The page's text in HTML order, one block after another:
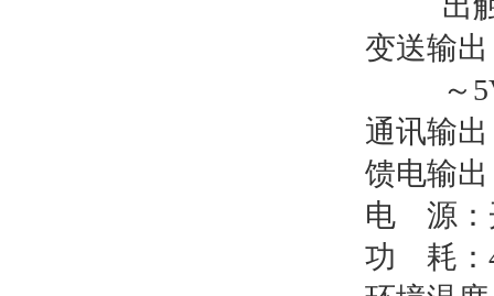
变送输
～
通讯输出
馈电输
电
源：
功
耗